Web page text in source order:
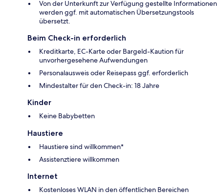
Von der Unterkunft zur Verfügung gestellte Informationen
werden ggf. mit automatischen Übersetzungstools
übersetzt.
Beim Check-in erforderlich
Kreditkarte, EC-Karte oder Bargeld-Kaution für
unvorhergesehene Aufwendungen
Personalausweis oder Reisepass ggf. erforderlich
Mindestalter für den Check-in: 18 Jahre
Kinder
Keine Babybetten
Haustiere
Haustiere sind willkommen*
Assistenztiere willkommen
Internet
Kostenloses WLAN in den öffentlichen Bereichen